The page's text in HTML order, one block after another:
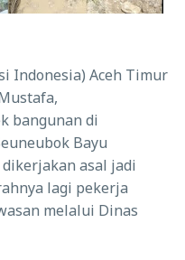
Indonesia) Aceh Timur
bangunan di
Bayu
asal jadi
lagi pekerja
melalui Dinas